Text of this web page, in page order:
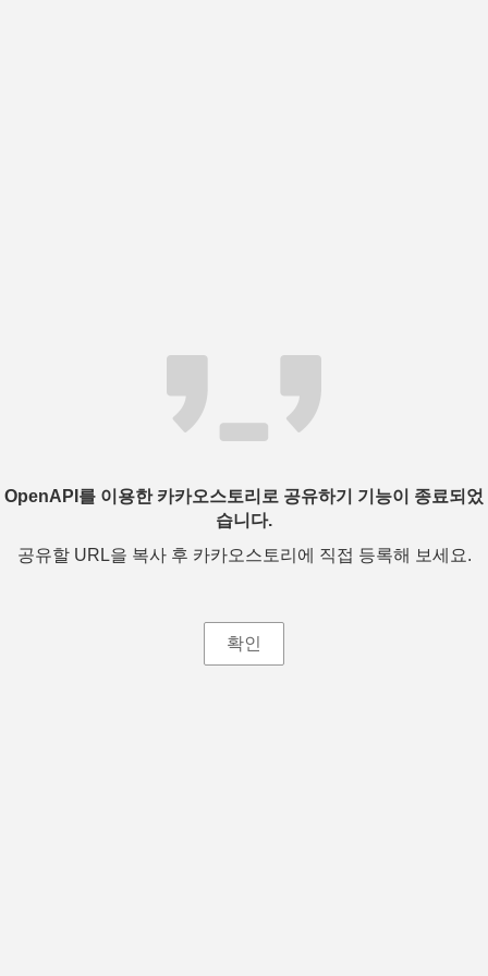
OpenAPI를 이용한 카카오스토리로 공유하기 기능이 종료되었
습니다.
공유할 URL을 복사 후 카카오스토리에 직접 등록해 보세요.
확인